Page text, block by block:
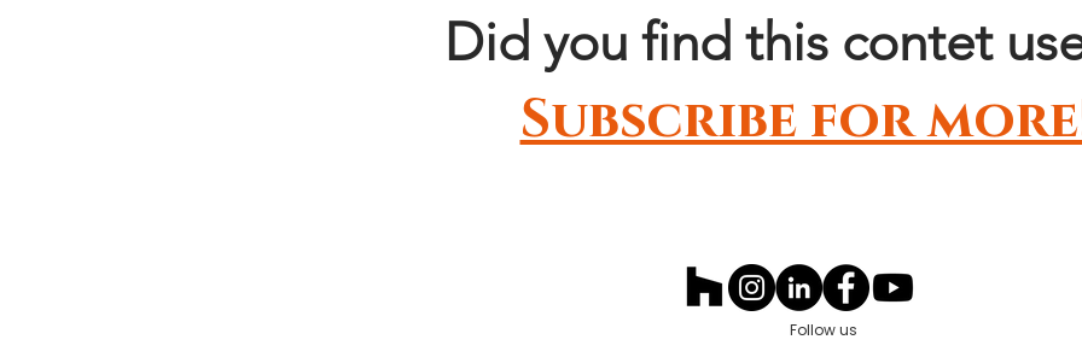
Did you find this contet
Subscribe for
Follow us